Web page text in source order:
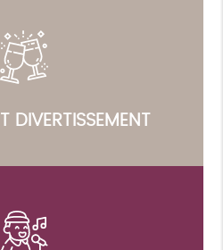
DIVERTISSEMENT